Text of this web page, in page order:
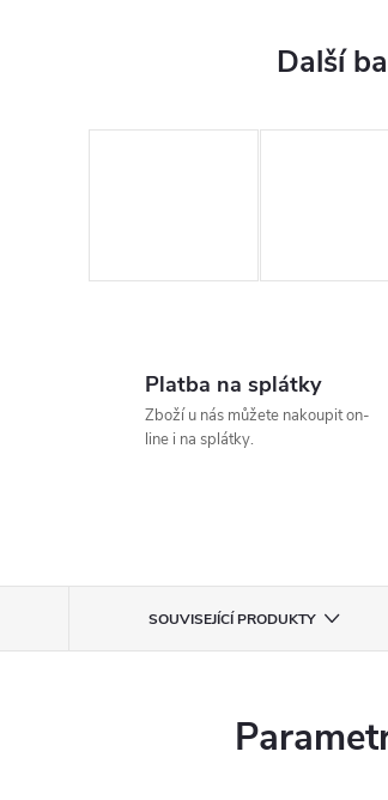
Platba na splátky
Zboží u nás můžete nakoupit on-
line i na splátky.
SOUVISEJÍCÍ PRODUKTY